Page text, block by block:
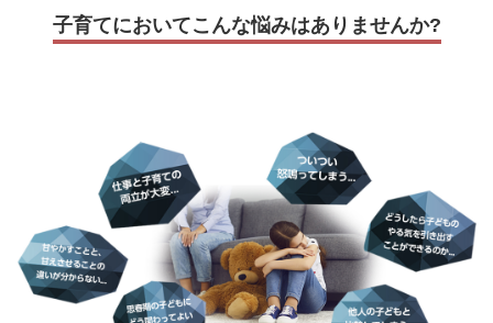
子育てにおいてこんな悩みはありませんか?